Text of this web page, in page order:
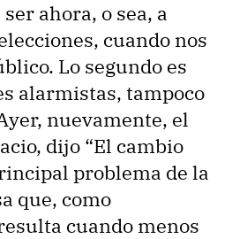
ahora, o sea, a
cuando nos
Lo segundo es
alarmistas, tampoco
nuevamente, el
dijo “El cambio
problema de la
que, como
cuando menos